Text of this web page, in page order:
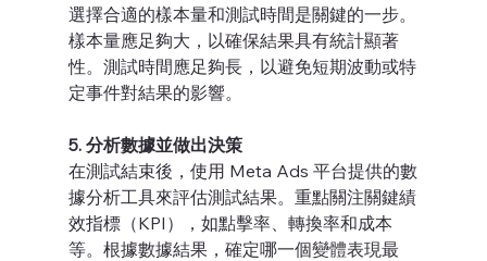
選擇合適的樣本量和測試時間是關鍵的一步。
樣本量應足夠大，以確保結果具有統計顯著
性。測試時間應足夠長，以避免短期波動或特
定事件對結果的影響。
5. 分析數據並做出決策
在測試結束後，使用 Meta Ads 平台提供的數
據分析工具來評估測試結果。重點關注關鍵績
效指標（KPI），如點擊率、轉換率和成本
等。根據數據結果，確定哪一個變體表現最